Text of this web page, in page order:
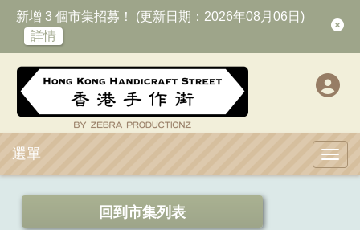
新增 3 個市集招募！ (更新日期：2026年08月06日)
詳情
選單
回到市集列表